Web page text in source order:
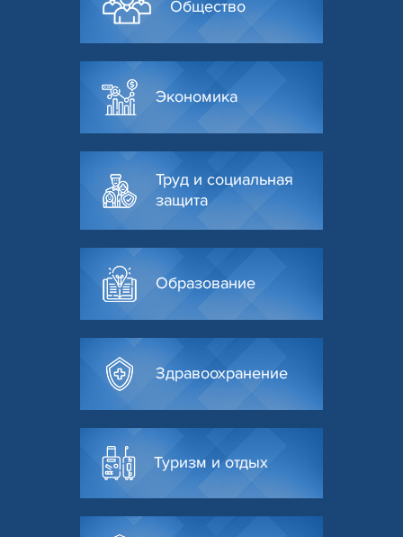
Общество
Экономика
Труд и социальная
защита
Образование
Здравоохранение
Туризм и отдых